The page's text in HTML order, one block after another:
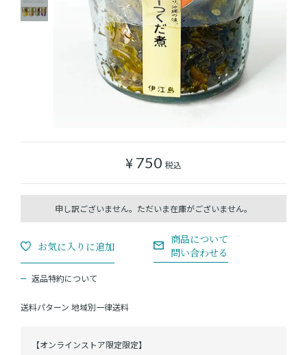
ショッピングガイド
¥750 税込
送料パターン 地域別一律送料
返品特約について
【オンラインストア限定限定】